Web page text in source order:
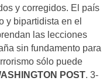
y corregidos. El país
y bipartidista en el
las lecciones
sin fundamento para
sólo puede
POST. 3-